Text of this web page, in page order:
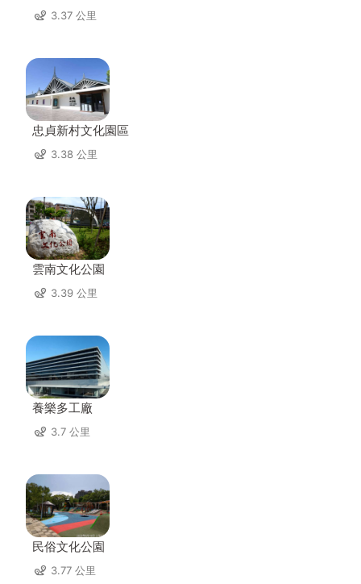
3.37 公里
忠貞新村文化園區
3.38 公里
雲南文化公園
3.39 公里
養樂多工廠
3.7 公里
民俗文化公園
3.77 公里